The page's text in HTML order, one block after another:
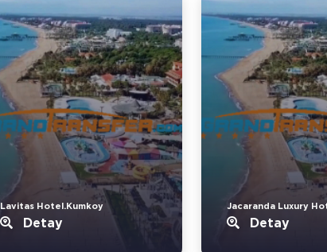
Lavitas Hotel.Kumkoy
Detay
Jacaranda Luxury
Detay